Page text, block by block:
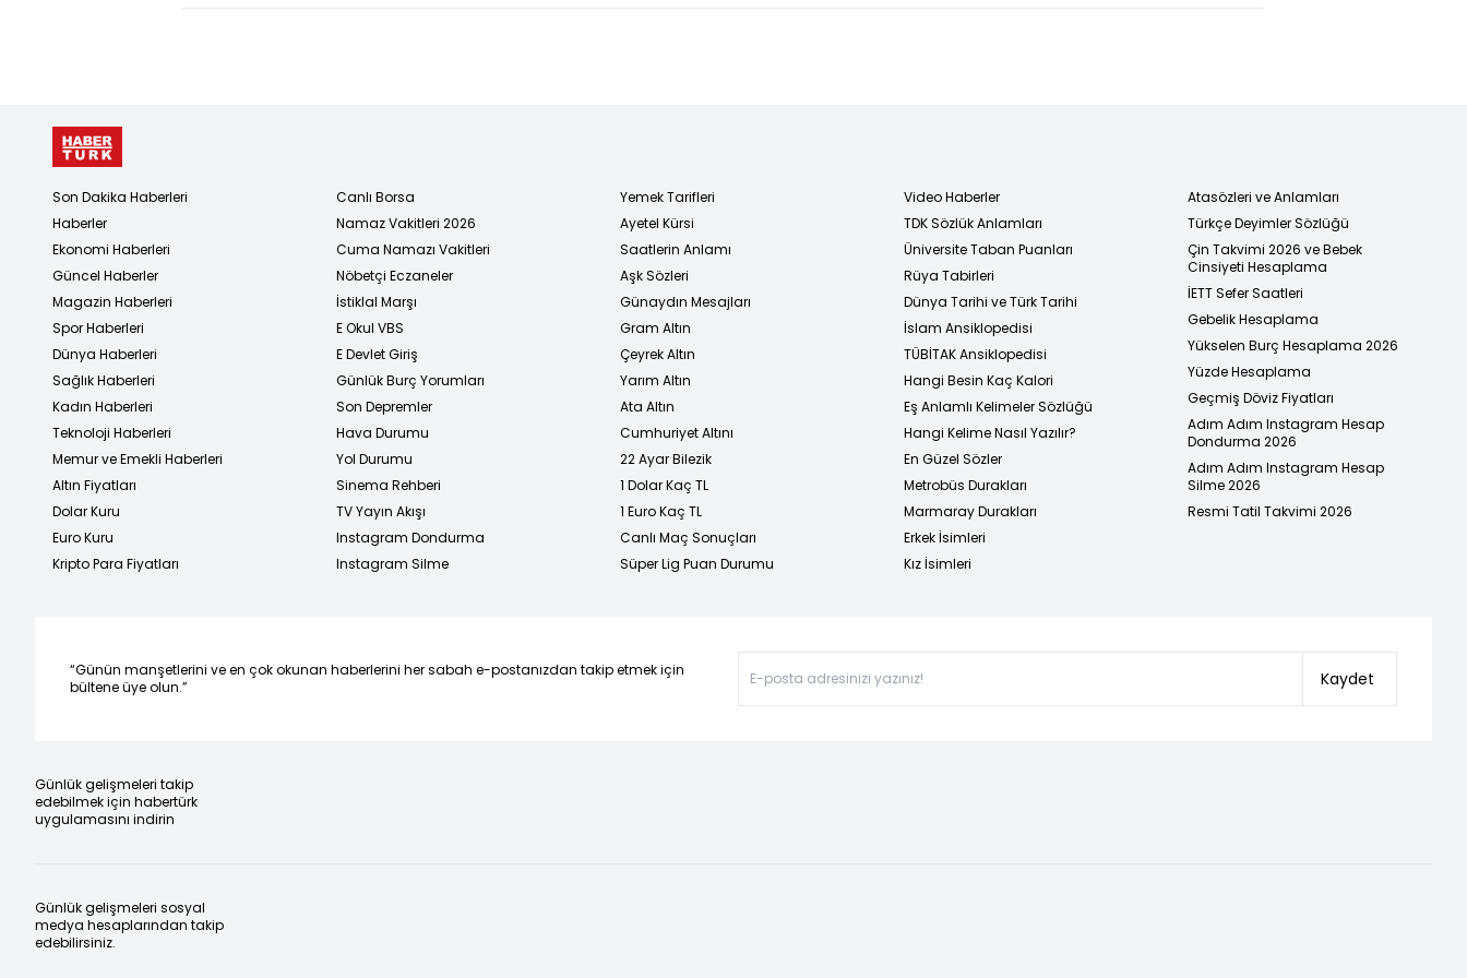
Son Dakika Haberleri
Haberler
Ekonomi Haberleri
Güncel Haberler
Magazin Haberleri
Spor Haberleri
Dünya Haberleri
Sağlık Haberleri
Kadın Haberleri
Teknoloji Haberleri
Memur ve Emekli Haberleri
Altın Fiyatları
Dolar Kuru
Euro Kuru
Kripto Para Fiyatları
Canlı Borsa
Namaz Vakitleri 2026
Cuma Namazı Vakitleri
Nöbetçi Eczaneler
İstiklal Marşı
E Okul VBS
E Devlet Giriş
Günlük Burç Yorumları
Son Depremler
Hava Durumu
Yol Durumu
Sinema Rehberi
TV Yayın Akışı
Instagram Dondurma
Instagram Silme
Yemek Tarifleri
Ayetel Kürsi
Saatlerin Anlamı
Aşk Sözleri
Günaydın Mesajları
Gram Altın
Çeyrek Altın
Yarım Altın
Ata Altın
Cumhuriyet Altını
22 Ayar Bilezik
1 Dolar Kaç TL
1 Euro Kaç TL
Canlı Maç Sonuçları
Süper Lig Puan Durumu
Video Haberler
TDK Sözlük Anlamları
Üniversite Taban Puanları
Rüya Tabirleri
Dünya Tarihi ve Türk Tarihi
İslam Ansiklopedisi
TÜBİTAK Ansiklopedisi
Hangi Besin Kaç Kalori
Eş Anlamlı Kelimeler Sözlüğü
Hangi Kelime Nasıl Yazılır?
En Güzel Sözler
Metrobüs Durakları
Marmaray Durakları
Erkek İsimleri
Kız İsimleri
Atasözleri ve Anlamları
Türkçe Deyimler Sözlüğü
Çin Takvimi 2026 ve Bebek
Cinsiyeti Hesaplama
İETT Sefer Saatleri
Gebelik Hesaplama
Yükselen Burç Hesaplama 2026
Yüzde Hesaplama
Geçmiş Döviz Fiyatları
Adım Adım Instagram Hesap
Dondurma 2026
Adım Adım Instagram Hesap
Silme 2026
Resmi Tatil Takvimi 2026
“Günün manşetlerini ve en çok okunan haberlerini her sabah e-postanızdan takip etmek için
bültene üye olun.”
Kaydet
Günlük gelişmeleri takip
edebilmek için habertürk
uygulamasını indirin
Günlük gelişmeleri sosyal
medya hesaplarından takip
edebilirsiniz.